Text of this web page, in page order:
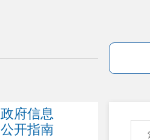
政府信息
公开指南